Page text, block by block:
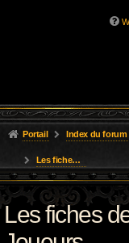
Portail Index du forum
Les fiches des Personnages Joueurs
Les fiches